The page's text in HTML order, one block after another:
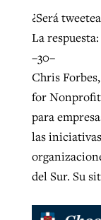
¿Será
La
–30–
Chris
for
para
las
del Sur. Su